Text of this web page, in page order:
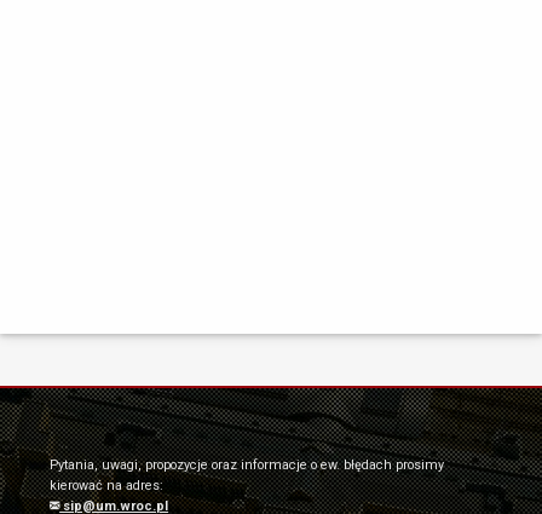
Pytania, uwagi, propozycje oraz informacje o ew. błędach prosimy
kierować na adres:
sip@um.wroc.pl